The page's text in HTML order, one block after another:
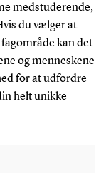
medstuderende,
du vælger at
kan det
og menneskene
for at udfordre
helt unikke